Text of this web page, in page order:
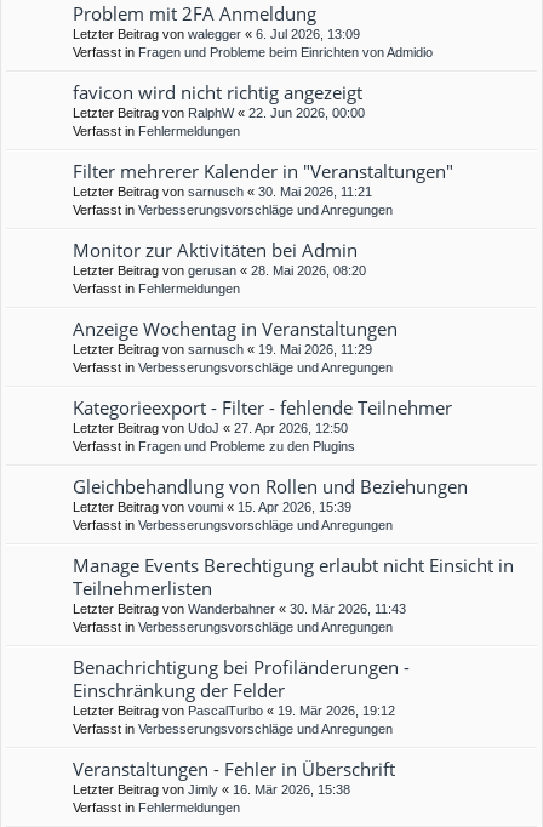
Problem mit 2FA Anmeldung
Letzter Beitrag von walegger « 6. Jul 2026, 13:09
Verfasst in Fragen und Probleme beim Einrichten von Admidio
favicon wird nicht richtig angezeigt
Letzter Beitrag von RalphW« 22. Jun 2026, 00:00
Verfasst in Fehlermeldungen
Filter mehrerer Kalender in "Veranstaltungen"
Letzter Beitrag von sarnusch « 30. Mai 2026, 11:21
Verfasst in Verbesserungsvorschläge und Anregungen
Monitor zur Aktivitäten bei Admin
Letzter Beitrag von gerusan « 28. Mai 2026, 08:20
Verfasst in Fehlermeldungen
Anzeige Wochentag in Veranstaltungen
Letzter Beitrag von sarnusch « 19. Mai 2026, 11:29
Verfasst in Verbesserungsvorschläge und Anregungen
Kategorieexport - Filter - fehlende Teilnehmer
Letzter Beitrag von UdoJ « 27. Apr 2026, 12:50
Verfasst in Fragen und Probleme zu den Plugins
Gleichbehandlung von Rollen und Beziehungen
Letzter Beitrag von voumi « 15. Apr 2026, 15:39
Verfasst in Verbesserungsvorschläge und Anregungen
Manage Events Berechtigung erlaubt nicht Einsicht in
Teilnehmerlisten
Letzter Beitrag von Wanderbahner « 30. Mär 2026, 11:43
Verfasst in Verbesserungsvorschläge und Anregungen
Benachrichtigung bei Profiländerungen -
Einschränkung der Felder
Letzter Beitrag von PascalTurbo « 19. Mär 2026, 19:12
Verfasst in Verbesserungsvorschläge und Anregungen
Veranstaltungen - Fehler in Überschrift
Letzter Beitrag von Jimly « 16. Mär 2026, 15:38
Verfasst in Fehlermeldungen